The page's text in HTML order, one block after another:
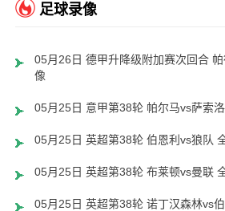
足球录像
05月26日 德甲升降级附加赛次回合
像
05月25日 意甲第38轮 帕尔马vs萨索
05月25日 英超第38轮 伯恩利vs狼队
05月25日 英超第38轮 布莱顿vs曼联
05月25日 英超第38轮 诺丁汉森林vs